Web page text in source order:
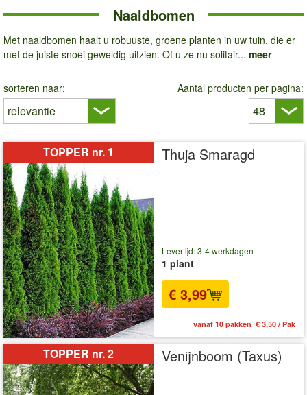
Naaldbomen
Met naaldbomen haalt u robuuste, groene planten in uw tuin, die er
met de juiste snoei geweldig uitzien. Of u ze nu solitair... meer
sorteren naar: Aantal producten per pagina:
TOPPER nr. 1 Thuja Smaragd
Levertijd: 3-4 werkdagen
1 plant
€ 3,99
vanaf 10 pakken € 3,50 / Pak
TOPPER nr. 2 Venijnboom (Taxus)